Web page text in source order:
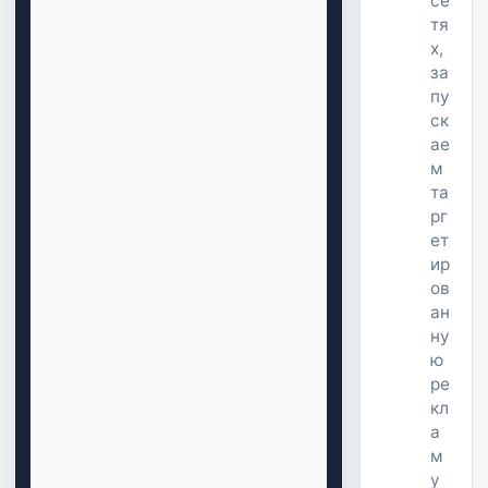
тя
х,
за
пу
ск
ае
м
та
рг
ет
ир
ов
ан
ну
ю
ре
кл
а
м
у